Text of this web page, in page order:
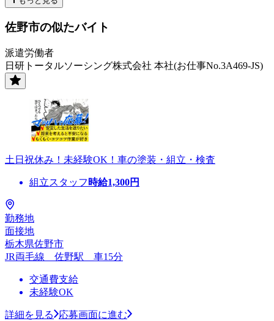
佐野市の似たバイト
派遣労働者
日研トータルソーシング株式会社 本社(お仕事No.3A469-JS)
土日祝休み！未経験OK！車の塗装・組立・検査
組立スタッフ 時給1,300円
勤務地
面接地
栃木県佐野市
JR両毛線 佐野駅 車15分
交通費支給
未経験OK
詳細を見る
応募画面に進む